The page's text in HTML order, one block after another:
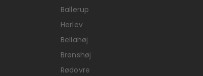
Ballerup
Herlev
Bellahøj
Brønshøj
Rødovre